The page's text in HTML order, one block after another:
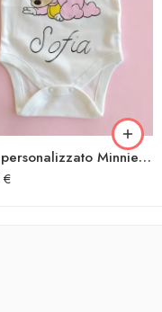
Body personalizzato Minnie a gattoni
€